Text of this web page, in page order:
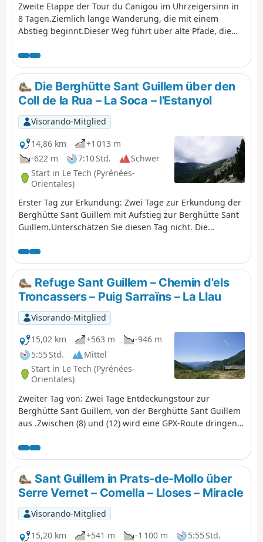
Zweite Etappe der Tour du Canigou im Uhrzeigersinn in
8 Tagen.Ziemlich lange Wanderung, die mit einem
Abstieg beginnt.Dieser Weg führt über alte Pfade, die
Die Berghütte Sant Guillem über den
Coll de la Rua – La Soca – l'Estanyol
Visorando-Mitglied
14,86 km
+1 013 m
-622 m
7:10 Std.
Schwer
Start in Le Tech (Pyrénées-
Orientales)
Erster Tag zur Erkundung: Zwei Tage zur Erkundung der
Berghütte Sant Guillem mit Aufstieg zur Berghütte Sant
Guillem.Unterschätzen Sie diesen Tag nicht. Die
La Llau steigen Sie zum Coll de la Rua hinauf.Folgen Sie
einem kleinen Grasweg bis zur Schutzhütte und zur Font
del Brigadier.Steigen Sie dann auf einem sehr steilen
Weg bis zur Soca hinauf.Erreichen Sie anschließend den
Coll de l'Estanyol.Weiter geht es mit einem schönen
Abstieg zur Berghütte Sant Guillem.Weite Landschaften
prägen diesen ersten Tag Ihrer Entdeckungswanderung.
Refuge Sant Guillem – Chemin d'els
Troncassers – Puig Sarraïns – La Llau
Visorando-Mitglied
15,02 km
+563 m
-946 m
5:55 Std.
Mittel
Start in Le Tech (Pyrénées-
Orientales)
Zweiter Tag von: Zwei Tage Entdeckungstour zur
Berghütte Sant Guillem, von der Berghütte Sant Guillem
aus .Zwischen (8) und (12) wird eine GPX-Route dringend
sehr guter Markierungen und Steinmännchen. Stand
Ende Juli 2023.Coll de Serre Vernet über einen
wunderschönen, sehr gut begehbaren Weg in Hanglage.
Gleiches gilt für den Puig dels Sarraïns.Rückkehr zur
Berghütte über einen schönen Weg, dann über schöne,
angenehme Pfade im Unterholz.Nach einer Pause in der
Hütte geht es auf dem klassischen Weg zurück zum
Parkplatz von La Llau.
Sant Guillem in Prats-de-Mollo über
Serre Vernet – Comella – Lloses – Miracle
Visorando-Mitglied
15,20 km
+541 m -1 100 m
5:55 Std.